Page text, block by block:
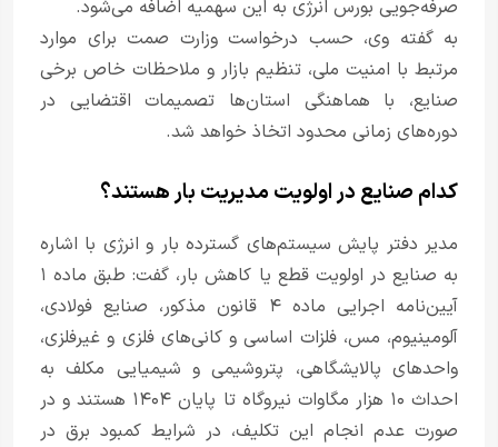
صرفه‌جویی بورس انرژی به این سهمیه اضافه می‌شود.
به گفته وی، حسب درخواست وزارت صمت برای موارد
مرتبط با امنیت ملی، تنظیم بازار و ملاحظات خاص برخی
صنایع، با هماهنگی استان‌ها تصمیمات اقتضایی در
دوره‌های زمانی محدود اتخاذ خواهد شد.
کدام صنایع در اولویت مدیریت بار هستند؟
مدیر دفتر پایش سیستم‌های گسترده بار و انرژی با اشاره
به صنایع در اولویت قطع یا کاهش بار، گفت: طبق ماده ۱
آیین‌نامه اجرایی ماده ۴ قانون مذکور، صنایع فولادی،
آلومینیوم، مس، فلزات اساسی و کانی‌های فلزی و غیرفلزی،
واحدهای پالایشگاهی، پتروشیمی و شیمیایی مکلف به
احداث ۱۰ هزار مگاوات نیروگاه تا پایان ۱۴۰۴ هستند و در
صورت عدم انجام این تکلیف، در شرایط کمبود برق در